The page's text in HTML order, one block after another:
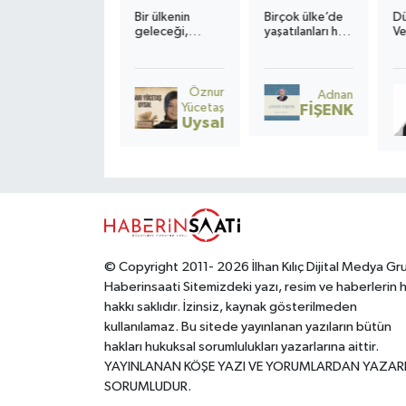
Çeker?”
Bir ülkenin
geleceği,
kalbinde atar. O
kalp
kırıldığında,
sadece bir
Öznur
Yücetaş
Uysal
Birçok ülke’de
yaşatılanları hâlâ
gerçeği eksik
okumaktır.
Adnan
FİŞENK
© Copyright 2011- 2026 İlhan Kılıç Dijital Medya
Haberinsaati Sitemizdeki yazı, resim ve haberlerin
hakkı saklıdır. İzinsiz, kaynak gösterilmeden
kullanılamaz. Bu sitede yayınlanan yazıların bütün
hakları hukuksal sorumlulukları yazarlarına aittir.
YAYINLANAN KÖŞE YAZI VE YORUMLARDAN
SORUMLUDUR.